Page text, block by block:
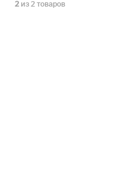
2 из 2 товаров